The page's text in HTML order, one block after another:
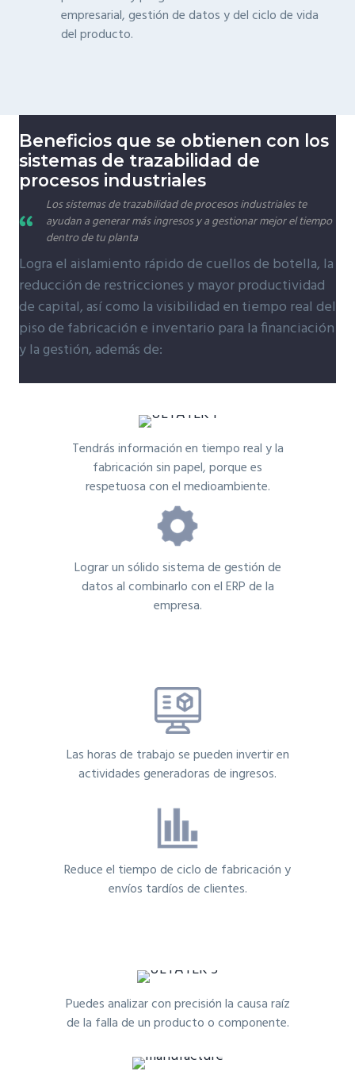
empresarial, gestión de datos y del ciclo de vida
del producto.
Beneficios que se obtienen con los
sistemas de trazabilidad de
procesos industriales
Los sistemas de trazabilidad de procesos industriales te
ayudan a generar más ingresos y a gestionar mejor el tiempo
dentro de tu planta
Logra el aislamiento rápido de cuellos de botella, la
reducción de restricciones y mayor productividad
de capital, así como la visibilidad en tiempo real del
piso de fabricación e inventario para la financiación
y la gestión, además de:
Tendrás información en tiempo real y la
fabricación sin papel, porque es
respetuosa con el medioambiente.
Lograr un sólido sistema de gestión de
datos al combinarlo con el ERP de la
empresa.
Las horas de trabajo se pueden invertir en
actividades generadoras de ingresos.
Reduce el tiempo de ciclo de fabricación y
envíos tardíos de clientes.
Puedes analizar con precisión la causa raíz
de la falla de un producto o componente.